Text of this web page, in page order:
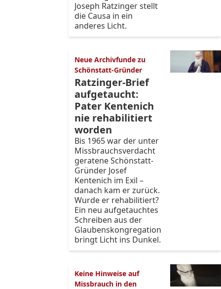
Joseph Ratzinger stellt
die Causa in ein
anderes Licht.
Neue Archivfunde zu
Schönstatt-Gründer
Ratzinger-Brief
aufgetaucht:
Pater Kentenich
nie rehabilitiert
worden
Bis 1965 war der unter
Missbrauchsverdacht
geratene Schönstatt-
Gründer Josef
Kentenich im Exil –
danach kam er zurück.
Wurde er rehabilitiert?
Ein neu aufgetauchtes
Schreiben aus der
Glaubenskongregation
bringt Licht ins Dunkel.
Keine Hinweise auf
Missbrauch in den